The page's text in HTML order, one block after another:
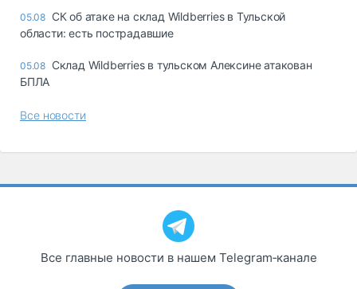
05.08 СК об атаке на склад Wildberries в Тульской
области: есть пострадавшие
05.08 Склад Wildberries в тульском Алексине атакован
БПЛА
Все новости
Все главные новости в нашем Telegram‑канале